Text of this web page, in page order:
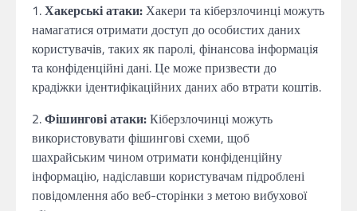
1.Хакерські атаки:Хакери та кіберзлочинці можуть
намагатися отримати доступ до особистих даних
користувачів, таких як паролі, фінансова інформація
та конфіденційні дані. Це може призвести до
крадіжки ідентифікаційних даних або втрати коштів.
2.Фішингові атаки:Кіберзлочинці можуть
використовувати фішингові схеми, щоб
шахрайським чином отримати конфіденційну
інформацію, надіславши користувачам підроблені
повідомлення або веб-сторінки з метою вибухової